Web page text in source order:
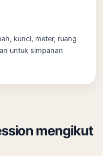
kunci, meter, ruang
untuk simpanan
mengikut